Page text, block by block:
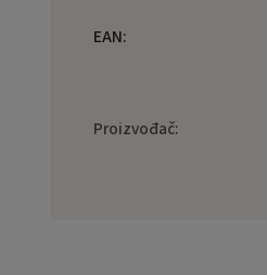
EAN:
Proizvođač: